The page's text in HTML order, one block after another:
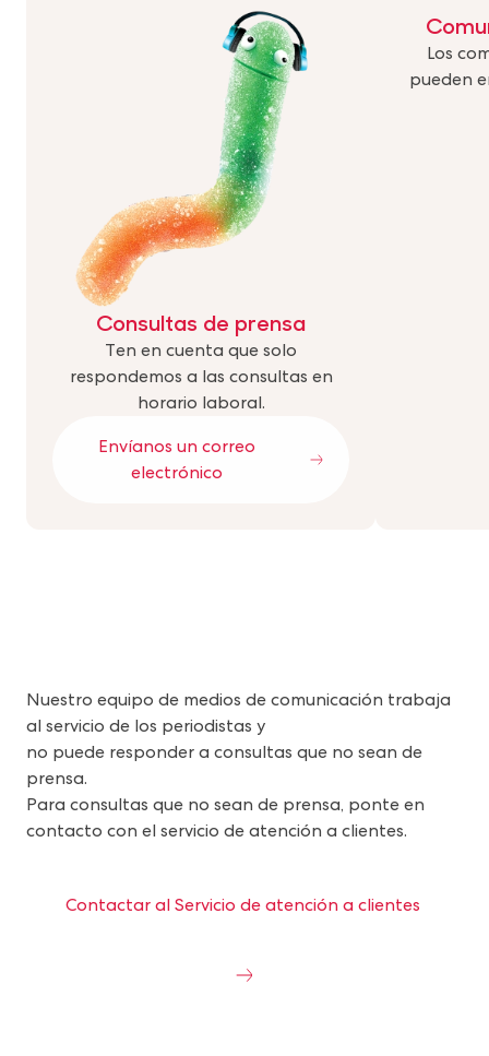
Consultas de prensa
Ten en cuenta que solo
respondemos a las consultas en
horario laboral.
Envíanos un correo
electrónico
Los
pueden
Nuestro equipo de medios de comunicación trabaja
al servicio de los periodistas y
no puede responder a consultas que no sean de
prensa.
Para consultas que no sean de prensa, ponte en
contacto con el servicio de atención a clientes.
Contactar al Servicio de atención a clientes